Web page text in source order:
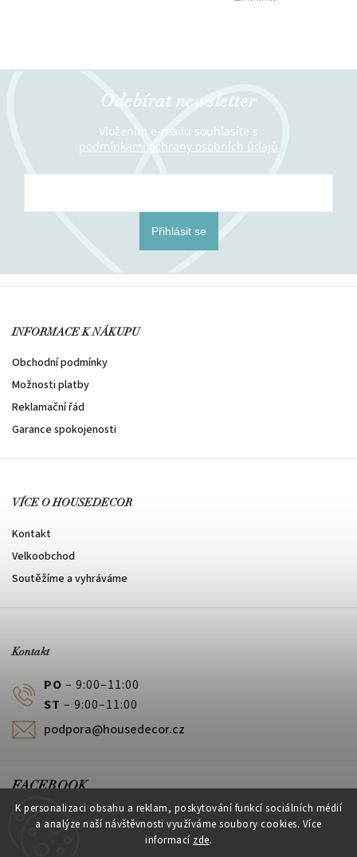
K personalizaci obsahu a reklam, poskytování funkcí sociálních médií
a analýze naší návštěvnosti využíváme soubory cookies. Více
informací zde.
Odebírat newsletter
Vložením e-mailu souhlasíte s
podmínkami ochrany osobních údajů
Přihlásit se
INFORMACE K NÁKUPU
Obchodní podmínky
Možnosti platby
Reklamační řád
Garance spokojenosti
VÍCE O HOUSEDECOR
Kontakt
Velkoobchod
Soutěžíme a vyhráváme
Kontakt
PO – 9:00–11:00
ST – 9:00–11:00
podpora@housedecor.cz
FACEBOOK